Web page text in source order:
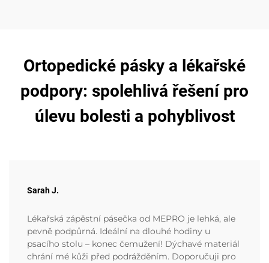
Ortopedické pásky a lékařské
podpory: spolehlivá řešení pro
úlevu bolesti a pohyblivost
Sarah J.
Lékařská zápěstní pásečka od MEPRO je lehká, ale
pevně podpůrná. Ideální na dlouhé hodiny u
psacího stolu – konec čemužení! Dýchavé materiál
chrání mé kůži před podrážděním. Doporučuji pro